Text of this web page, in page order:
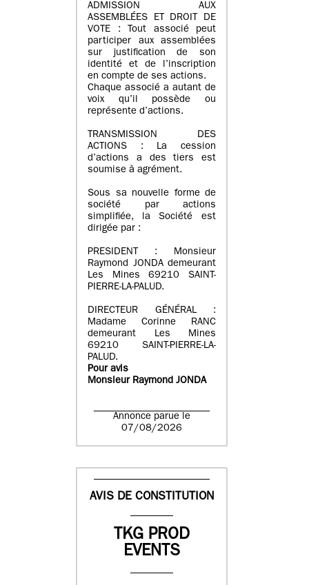
ADMISSION AUX
ASSEMBLÉES ET DROIT DE
VOTE : Tout associé peut
participer aux assemblées
sur justification de son
identité et de l’inscription
en compte de ses actions.
Chaque associé a autant de
voix qu’il possède ou
représente d’actions.
TRANSMISSION DES
ACTIONS : La cession
d’actions a des tiers est
soumise à agrément.
Sous sa nouvelle forme de
société par actions
simplifiée, la Société est
dirigée par :
PRESIDENT : Monsieur
Raymond JONDA demeurant
Les Mines 69210 SAINT-
PIERRE-LA-PALUD.
DIRECTEUR GÉNÉRAL :
Madame Corinne RANC
demeurant Les Mines
69210 SAINT-PIERRE-LA-
PALUD.
Pour avis
Monsieur Raymond JONDA
Annonce parue le
07/08/2026
AVIS DE CONSTITUTION
TKG PROD
EVENTS